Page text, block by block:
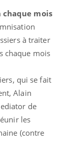
chaque mois
à traiter
chaque mois
qui se fait
Alain
de
les
(contre